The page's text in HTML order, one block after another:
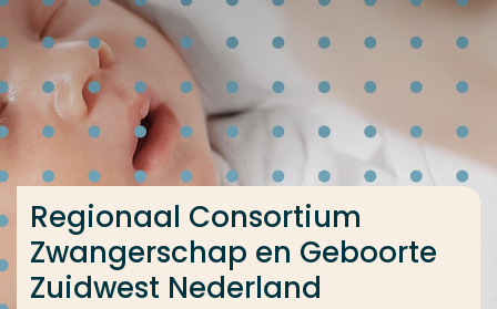
Ga direct naar de content
... > Over het consortium
Regionaal Consortium
Zwangerschap en Geboorte
Zuidwest Nederland
Opleiding
Contact